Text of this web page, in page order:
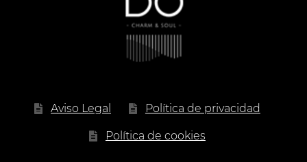
hasta
17.90 €
Aviso Legal Política de privacidad
Política de cookies